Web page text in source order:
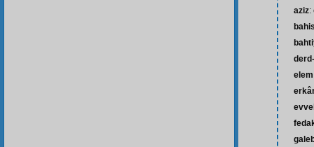
aziz:
elem